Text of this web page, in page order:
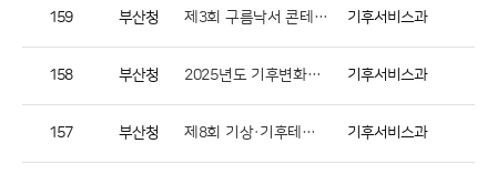
159 부산청 제3회 구름낙서 콘테스트 공모전 개최 알림 기후서비스과
158 부산청 2025년도 기후변화과학 체험 클래스 참가 인원 모집 기후서비스과
157 부산청 제8회 기상·기후테크 창업 아이디어 공모전 최종결과 공지 기후서비스과